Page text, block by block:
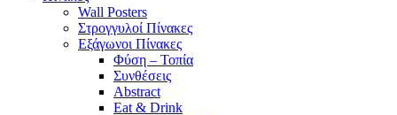
Wall Posters
Στρογγυλοί Πίνακες
Εξάγωνοι Πίνακες
Φύση – Τοπία
Συνθέσεις
Abstract
Eat & Drink